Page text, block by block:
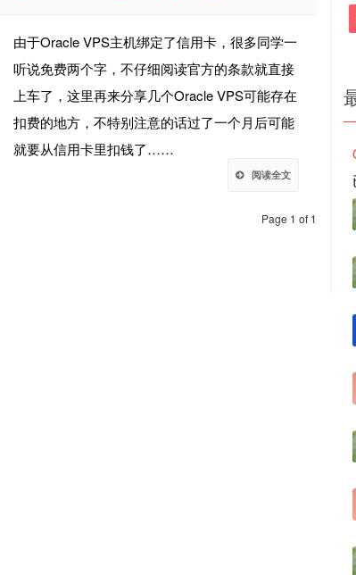
由于Oracle VPS主机绑定了信用卡，很多同学一
听说免费两个字，不仔细阅读官方的条款就直接
上车了，这里再来分享几个Oracle VPS可能存在
扣费的地方，不特别注意的话过了一个月后可能
就要从信用卡里扣钱了……
阅读全文
Page 1 of 1